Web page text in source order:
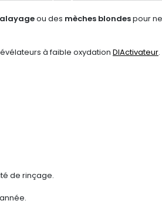
ou des mèches blondespour
à faible oxydation DIActivateur.
de rinçage.